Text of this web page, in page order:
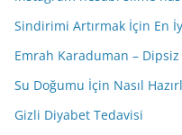
Sindirimi Artırmak İçin En
Emrah Karaduman –
Su Doğumu İçin Nasıl
Gizli Diyabet Tedavisi